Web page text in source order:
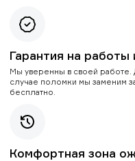
Гарантия на работы
Мы уверенны в своей
случае поломки мы заменим
бесплатно.
Комфортная зона